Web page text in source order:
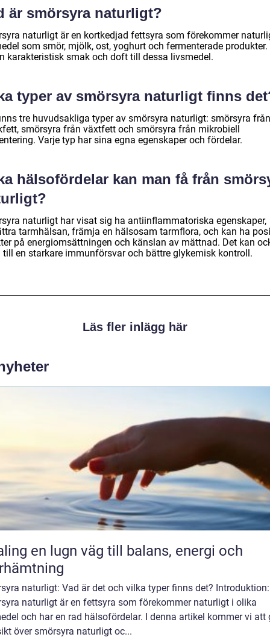
är smörsyra naturligt?
naturligt är en kortkedjad fettsyra som förekommer
som smör, mjölk, ost, yoghurt och fermenterade produkter.
karakteristisk smak och doft till dessa livsmedel.
typer av smörsyra naturligt finns
tre huvudsakliga typer av smörsyra naturligt: smörsyra från
smörsyra från växtfett och smörsyra från mikrobiell
Varje typ har sina egna egenskaper och fördelar.
hälsofördelar kan man få från
naturligt har visat sig ha antiinflammatoriska egenskaper,
tarmhälsan, främja en hälsosam tarmflora, och kan ha
på energiomsättningen och känslan av mättnad. Det kan
till en starkare immunförsvar och bättre glykemisk kontroll.
Läs fler inlägg här
balans, energi och
naturligt: Vad är det och vilka typer finns det? Introduktion:
naturligt är en fettsyra som förekommer naturligt i olika
och har en rad hälsofördelar. I denna artikel kommer vi att
över smörsyra naturligt oc...